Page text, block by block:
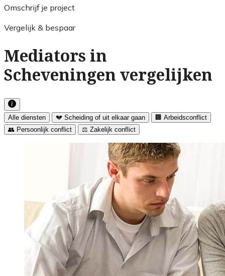
Omschrijf je project
Vergelijk & bespaar
Mediators in
Scheveningen vergelijken
Alle diensten 💔 Scheiding of uit elkaar gaan
🏢 Arbeidsconflict
👥 Persoonlijk conflict
⚖️ Zakelijk conflict